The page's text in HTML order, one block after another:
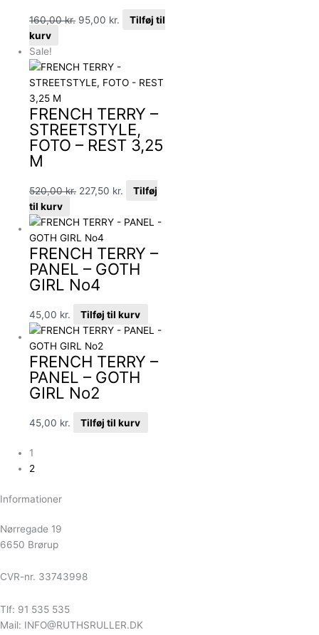
160,00kr. 95,00 kr.
Tilføj til
kurv
Sale!
FRENCH TERRY –
STREETSTYLE,
FOTO – REST 3,25
M
520,00kr. 227,50 kr.
Tilføj
til kurv
FRENCH TERRY –
PANEL – GOTH
GIRL No4
45,00 kr. Tilføj til kurv
FRENCH TERRY –
PANEL – GOTH
GIRL No2
45,00 kr. Tilføj til kurv
1
2
Informationer
Nørregade 19
6650 Brørup
CVR-nr. 33743998
Tlf: 91 535 535
Mail: INFO@RUTHSRULLER.DK